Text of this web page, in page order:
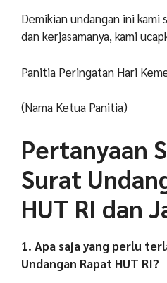
Demikian undangan ini kami
dan kerjasamanya, kami
Panitia Peringatan Hari
(Nama Ketua Panitia)
Pertanyaan
Surat
HUT RI dan
1. Apa saja yang perlu
Undangan Rapat HUT RI?